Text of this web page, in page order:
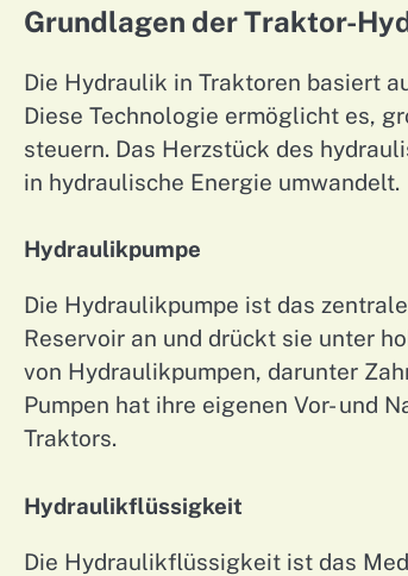
Grundlagen der Traktor-
Die Hydraulik in Traktoren basiert
Diese Technologie ermöglicht es,
steuern. Das Herzstück des
in hydraulische Energie umwandelt.
Hydraulikpumpe
Die Hydraulikpumpe ist das
Reservoir an und drückt sie unter
von Hydraulikpumpen, darunter
Pumpen hat ihre eigenen Vor- und
Traktors.
Hydraulikflüssigkeit
Die Hydraulikflüssigkeit ist das